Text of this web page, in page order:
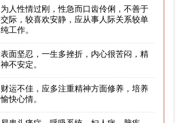
为人性情过刚，性急而口齿伶俐，不善于
交际，较喜欢安静，应从事人际关系较单
纯工作。
表面坚忍，一生多挫折，内心很苦闷，精
神不安定。
财运不佳，应多注重精神方面修养，培养
愉快心情。